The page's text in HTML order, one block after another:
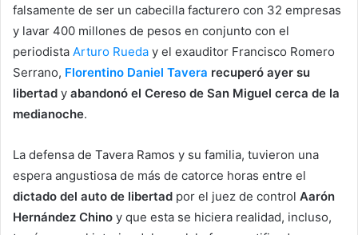
falsamente de ser un cabecilla facturero con 32 empresas
y lavar 400 millones de pesos en conjunto con el
periodista Arturo Rueda y el exauditor Francisco Romero
Serrano, Florentino Daniel Tavera recuperó ayer su
libertad y abandonó el Cereso de San Miguel cerca de la
medianoche.
La defensa de Tavera Ramos y su familia, tuvieron una
espera angustiosa de más de catorce horas entre el
dictado del auto de libertad por el juez de control Aarón
Hernández Chino y que esta se hiciera realidad, incluso,